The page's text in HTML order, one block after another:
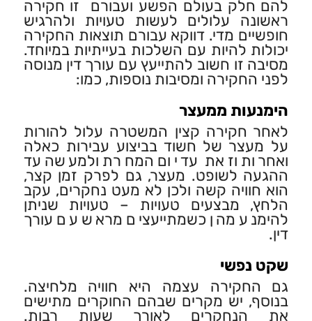
להם חלק בעולם הפשע ועבורם זו חקירה
ראשונה עלולים לעשות טעויות ולהרגיש
חופשיים מדי. דווקא עבורם תוצאות החקירה
יכולות להיות עם השלכות בעייתיות במיוחד.
מסיבה זו חשוב להתייעץ עם עורך דין מנוסה
לפני החקירה ומסיבות נוספות, כמו:
הימנעות ממעצר
לאחר חקירה קצין המשטרה עלול להורות
על מעצר של חשוד בביצוע עבירות כאלה
ואחרות וזאת עד יום המחרת ולמעשה עד
ההגעה לשופט. מעצר, גם לפרק זמן קצר,
הוא חוויה קשה ולכן לא מעט נחקרים, עקב
הלחץ, מבצעים טעויות – טעויות שניתן
להימנע מהן כשמתייעצים מראש עם עורך
דין.
שקט נפשי
גם החקירה עצמה היא חוויה מלחיצה.
בנוסף, יש מקרים שבהם החוקרים מתישים
את הנחקרים לאורך שעות רבות.